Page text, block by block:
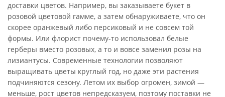
доставки цветов. Например, вы заказываете букет в
розовой цветовой гамме, а затем обнаруживаете, что он
скорее оранжевый либо персиковый и не совсем той
формы. Или флорист почему-то использовал белые
герберы вместо розовых, а то и вовсе заменил розы на
лизиантусы. Современные технологии позволяют
выращивать цветы круглый год, но даже эти растения
подчиняются сезону. Летом их выбор огромен, зимой —
меньше, рост цветов непредсказуем, поэтому поставки не